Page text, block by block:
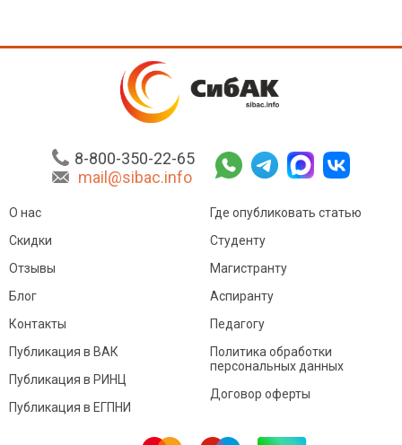
8-800-350-22-65
mail@sibac.info
О нас
Скидки
Отзывы
Блог
Контакты
Где опубликовать статью
Студенту
Магистранту
Аспиранту
Педагогу
Публикация в ВАК
Публикация в РИНЦ
Публикация в ЕГПНИ
Политика обработки
персональных данных
Договор оферты